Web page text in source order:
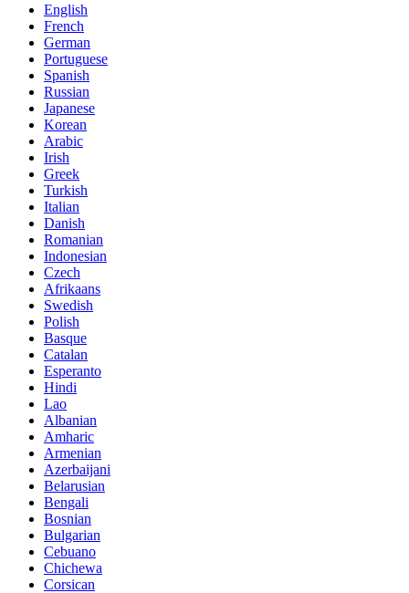
English
French
German
Portuguese
Spanish
Russian
Japanese
Korean
Arabic
Irish
Greek
Turkish
Italian
Danish
Romanian
Indonesian
Czech
Afrikaans
Swedish
Polish
Basque
Catalan
Esperanto
Hindi
Lao
Albanian
Amharic
Armenian
Azerbaijani
Belarusian
Bengali
Bosnian
Bulgarian
Cebuano
Chichewa
Corsican